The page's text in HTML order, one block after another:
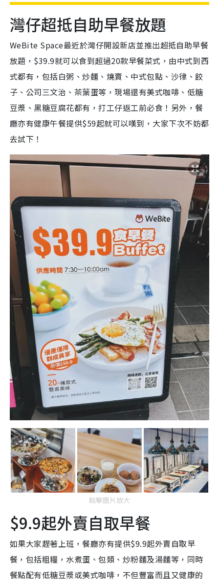
灣仔超抵自助早餐放題
WeBite Space最近於灣仔開設新店並推出超抵自助早餐
放題，$39.9就可以食到超過20款早餐菜式，由中式到西
式都有，包括白粥、炒麵、燒賣、中式包點、沙律、餃
子、公司三文治、茶葉蛋等，現場還有美式咖啡、低糖
豆漿、黑糖豆腐花都有，打工仔返工前必食！另外，餐
廳亦有健康午餐提供$59起就可以嘆到，大家下次不妨都
去試下！
點擊圖片放大
$9.9起外賣自取早餐
如果大家趕著上班，餐廳亦有提供$9.9起外賣自取早
餐，包括粗糧，水煮蛋、包類、炒粉麵及湯麵等，同時
餐點配有低糖豆漿或美式咖啡，不但豐富而且又健康的